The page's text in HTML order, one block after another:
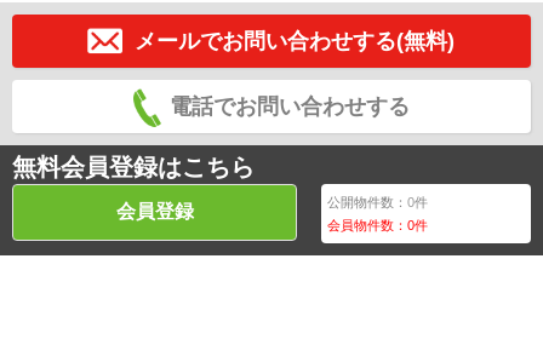
メールでお問い合わせする(無料)
電話でお問い合わせする
無料会員登録はこちら
会員登録 公開物件数：0件
会員物件数：0件